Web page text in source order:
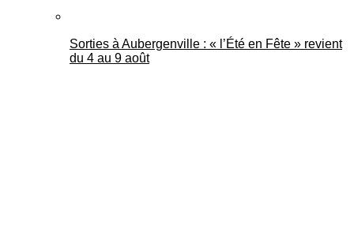
Sorties à Aubergenville : « l’Été en Fête » revient
du 4 au 9 août